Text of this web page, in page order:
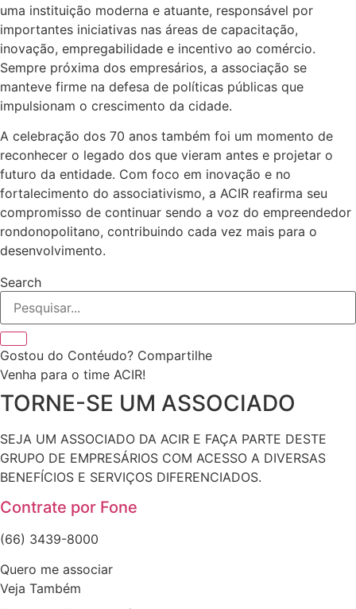
uma instituição moderna e atuante, responsável por
importantes iniciativas nas áreas de capacitação,
inovação, empregabilidade e incentivo ao comércio.
Sempre próxima dos empresários, a associação se
manteve firme na defesa de políticas públicas que
impulsionam o crescimento da cidade.
A celebração dos 70 anos também foi um momento de
reconhecer o legado dos que vieram antes e projetar o
futuro da entidade. Com foco em inovação e no
fortalecimento do associativismo, a ACIR reafirma seu
compromisso de continuar sendo a voz do empreendedor
rondonopolitano, contribuindo cada vez mais para o
desenvolvimento.
Search
Gostou do Contéudo? Compartilhe
Venha para o time ACIR!
TORNE-SE UM ASSOCIADO
SEJA UM ASSOCIADO DA ACIR E FAÇA PARTE DESTE
GRUPO DE EMPRESÁRIOS COM ACESSO A DIVERSAS
BENEFÍCIOS E SERVIÇOS DIFERENCIADOS.
Contrate por Fone
(66) 3439-8000
Quero me associar
Veja Também